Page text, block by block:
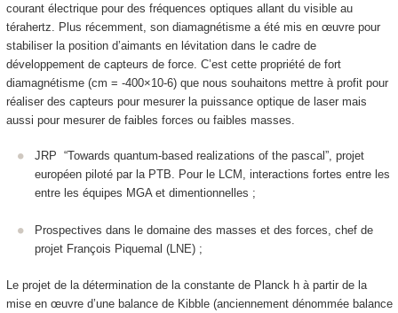
courant électrique pour des fréquences optiques allant du visible au
térahertz. Plus récemment, son diamagnétisme a été mis en œuvre pour
stabiliser la position d’aimants en lévitation dans le cadre de
développement de capteurs de force. C’est cette propriété de fort
diamagnétisme (cm = -400×10-6) que nous souhaitons mettre à profit pour
réaliser des capteurs pour mesurer la puissance optique de laser mais
aussi pour mesurer de faibles forces ou faibles masses.
JRP “Towards quantum-based realizations of the pascal”, projet
européen piloté par la PTB. Pour le LCM, interactions fortes entre les
entre les équipes MGA et dimentionnelles ;
Prospectives dans le domaine des masses et des forces, chef de
projet François Piquemal (LNE) ;
Le projet de la détermination de la constante de Planck h à partir de la
mise en œuvre d’une balance de Kibble (anciennement dénommée balance